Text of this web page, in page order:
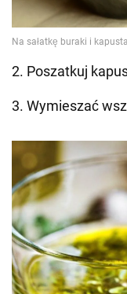
2. Poszatkuj
3. Wymieszać